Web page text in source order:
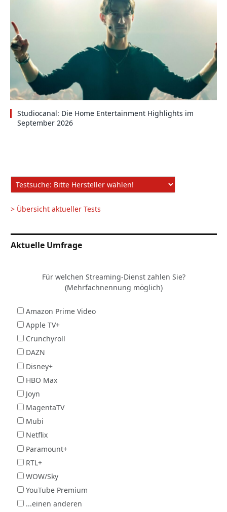
Studiocanal: Die Home Entertainment Highlights im
September 2026
> Übersicht aktueller Tests
Aktuelle Umfrage
Für welchen Streaming-Dienst zahlen Sie?
(Mehrfachnennung möglich)
Amazon Prime Video
Apple TV+
Crunchyroll
DAZN
Disney+
HBO Max
Joyn
MagentaTV
Mubi
Netflix
Paramount+
RTL+
WOW/Sky
YouTube Premium
...einen anderen